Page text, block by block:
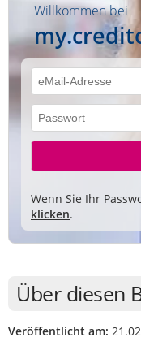
Willkommen bei
Wenn Sie Ihr
klicken.
Über diesen
Veröffentlicht am: